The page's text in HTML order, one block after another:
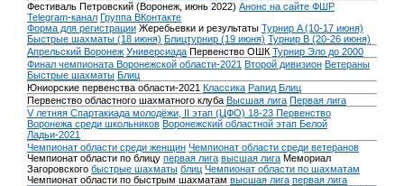
Фестиваль Петровский (Воронеж, июнь 2022) Анонс на сайте ФШР
Telegram-канал Группа ВКонтакте
Форма для регистрации Жеребьевки и результаты Турнир A (10-17 июня)
Быстрые шахматы (18 июня) Блицтурнир (19 июня) Турнир B (20-26 июня)
Апрельский Воронеж Универсиада Первенство ОШК Турнир Эло до 2000
Финал чемпионата Воронежской области-2021 Второй дивизион Ветераны
Быстрые шахматы Блиц
Юниорские первенства области-2021 Классика Рапид Блиц
Первенство областного шахматного клуба Высшая лига Первая лига
V летняя Спартакиада молодёжи, II этап (ЦФО) 18-23 Первенство
Воронежа среди школьников Воронежский областной этап Белой
Ладьи-2021
Чемпионат области среди женщин Чемпионат области среди ветеранов
Чемпионат области по блицу первая лига высшая лига Мемориал
Загоровского быстрые шахматы блиц Чемпионат области по шахматам
Чемпионат области по быстрым шахматам высшая лига первая лига